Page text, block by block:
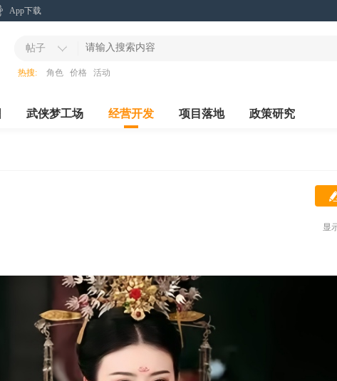
App下载
帖子
热搜: 角色 价格 活动
武侠梦工场 经营开发 项目落地 政策研究
显